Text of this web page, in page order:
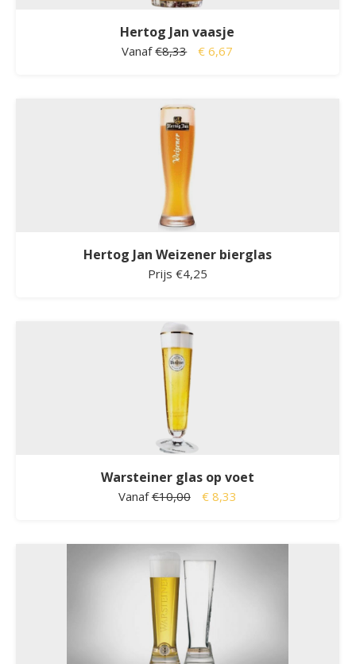
Hertog Jan vaasje
Vanaf€8,33 € 6,67
Hertog Jan Weizener bierglas
Prijs €4,25
Warsteiner glas op voet
Vanaf€10,00 € 8,33